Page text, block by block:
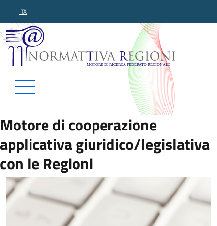
ITA
Normattiva Regioni -
Motore di cooperazione
applicativa giuridico/legislativa
con le Regioni